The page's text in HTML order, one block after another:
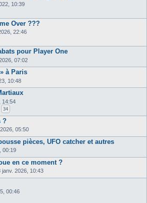
10:39
Over ???
22:46
pour Player One
07:02
à Paris
10:48
14:54
34
?
05:50
pièces, UFO catcher et autres
00:19
en ce moment ?
janv. 2026, 10:43
00:46